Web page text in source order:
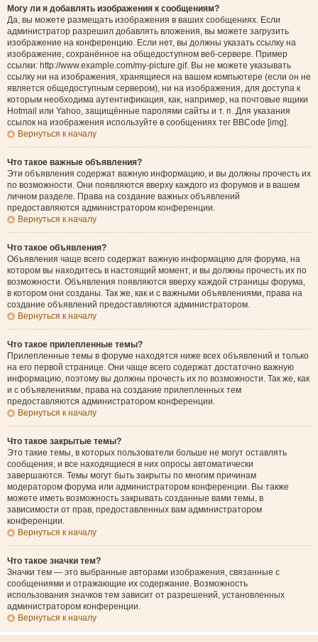
Могу ли я добавлять изображения к сообщениям?
Да, вы можете размещать изображения в ваших сообщениях. Если
администратор разрешил добавлять вложения, вы можете загрузить
изображение на конференцию. Если нет, вы должны указать ссылку на
изображение, сохранённое на общедоступном веб-сервере. Пример
ссылки: http://www.example.com/my-picture.gif. Вы не можете указывать
ссылку ни на изображения, хранящиеся на вашем компьютере (если он не
является общедоступным сервером), ни на изображения, для доступа к
которым необходима аутентификация, как, например, на почтовые ящики
Hotmail или Yahoo, защищённые паролями сайты и т. п. Для указания
ссылок на изображения используйте в сообщениях тег BBCode [img].
Вернуться к началу
Что такое важные объявления?
Эти объявления содержат важную информацию, и вы должны прочесть их
по возможности. Они появляются вверху каждого из форумов и в вашем
личном разделе. Права на создание важных объявлений
предоставляются администратором конференции.
Вернуться к началу
Что такое объявления?
Объявления чаще всего содержат важную информацию для форума, на
котором вы находитесь в настоящий момент, и вы должны прочесть их по
возможности. Объявления появляются вверху каждой страницы форума,
в котором они созданы. Так же, как и с важными объявлениями, права на
создание объявлений предоставляются администратором.
Вернуться к началу
Что такое прилепленные темы?
Прилепленные темы в форуме находятся ниже всех объявлений и только
на его первой странице. Они чаще всего содержат достаточно важную
информацию, поэтому вы должны прочесть их по возможности. Так же, как
и с объявлениями, права на создание прилепленных тем
предоставляются администратором конференции.
Вернуться к началу
Что такое закрытые темы?
Это такие темы, в которых пользователи больше не могут оставлять
сообщения, и все находящиеся в них опросы автоматически
завершаются. Темы могут быть закрыты по многим причинам
модератором форума или администратором конференции. Вы также
можете иметь возможность закрывать созданные вами темы, в
зависимости от прав, предоставленных вам администратором
конференции.
Вернуться к началу
Что такое значки тем?
Значки тем — это выбранные авторами изображения, связанные с
сообщениями и отражающие их содержание. Возможность
использования значков тем зависит от разрешений, установленных
администратором конференции.
Вернуться к началу